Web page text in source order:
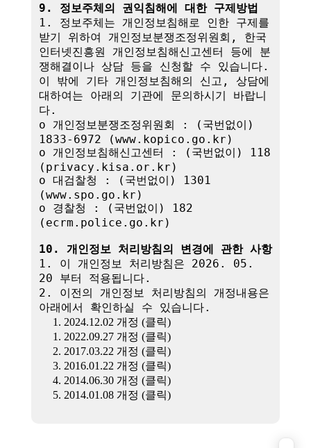
9. 정보주체의 권익침해에 대한 구제방법
1. 정보주체는 개인정보침해로 인한 구제를
받기 위하여 개인정보분쟁조정위원회, 한국
인터넷진흥원 개인정보침해신고센터 등에 분
쟁해결이나 상담 등을 신청할 수 있습니다.
이 밖에 기타 개인정보침해의 신고, 상담에
대하여는 아래의 기관에 문의하시기 바랍니
다.
o 개인정보분쟁조정위원회 : (국번없이)
1833-6972 (www.kopico.go.kr)
o 개인정보침해신고센터 : (국번없이) 118
(privacy.kisa.or.kr)
o 대검찰청 : (국번없이) 1301
(www.spo.go.kr)
o 경찰청 : (국번없이) 182
(ecrm.police.go.kr)
10. 개인정보 처리방침의 변경에 관한 사항
1. 이 개인정보 처리방침은 2026. 05.
20 부터 적용됩니다.
2. 이전의 개인정보 처리방침의 개정내용은
아래에서 확인하실 수 있습니다.
1. 2024.12.02 개정 (클릭)
1. 2022.09.27 개정 (클릭)
2. 2017.03.22 개정 (클릭)
3. 2016.01.22 개정 (클릭)
4. 2014.06.30 개정 (클릭)
5. 2014.01.08 개정 (클릭)